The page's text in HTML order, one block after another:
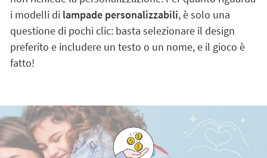
i modelli di lampade personalizzabili, è solo una
questione di pochi clic: basta selezionare il design
preferito e includere un testo o un nome, e il gioco è
fatto!